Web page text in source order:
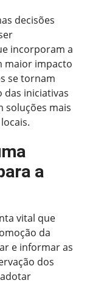
decisões
incorporam a
maior impacto
se tornam
das iniciativas
soluções mais
a
vital que
da
e informar as
dos